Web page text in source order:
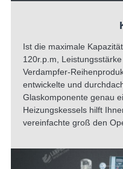
Ist die maximale
120r.p.m,
Verdampfer-
entwickelte und
Glaskomponente genau
Heizungskessels hilft
vereinfachte groß den